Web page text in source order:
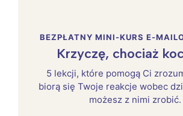
BEZPŁATNY MINI-KURS E-
Krzyczę, chociaż
5 lekcji, które pomogą Ci
biorą się Twoje reakcje wobec
możesz z nimi zrobić.